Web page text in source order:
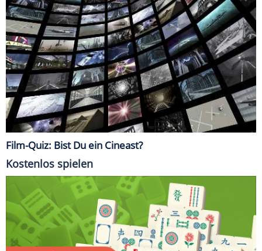
Film-Quiz: Bist Du ein Cineast?
Kostenlos spielen